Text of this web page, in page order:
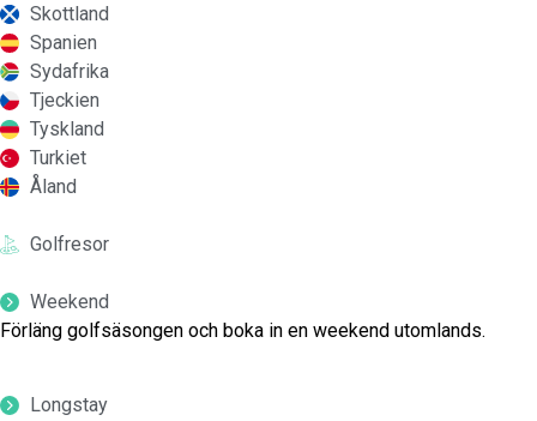
Skottland
Spanien
Sydafrika
Tjeckien
Tyskland
Turkiet
Åland
Golfresor
Weekend
Förläng golfsäsongen och boka in en weekend utomlands.
Longstay